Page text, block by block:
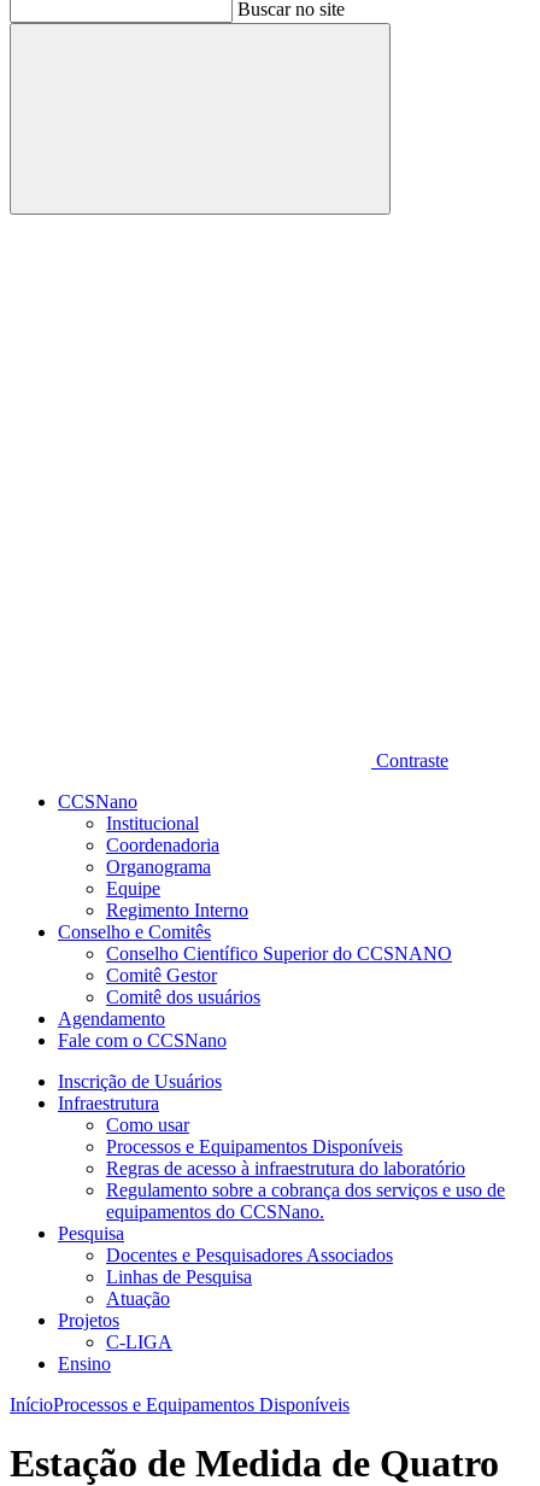
Buscar no site
Buscar
Contraste
CCSNano
Institucional
Coordenadoria
Organograma
Equipe
Regimento Interno
Conselho e Comitês
Conselho Científico Superior do CCSNANO
Comitê Gestor
Comitê dos usuários
Agendamento
Fale com o CCSNano
Inscrição de Usuários
Infraestrutura
Como usar
Processos e Equipamentos Disponíveis
Regras de acesso à infraestrutura do laboratório
Regulamento sobre a cobrança dos serviços e uso de
equipamentos do CCSNano.
Pesquisa
Docentes e Pesquisadores Associados
Linhas de Pesquisa
Atuação
Projetos
C-LIGA
Ensino
InícioProcessos e Equipamentos Disponíveis
Estação de Medida de Quatro